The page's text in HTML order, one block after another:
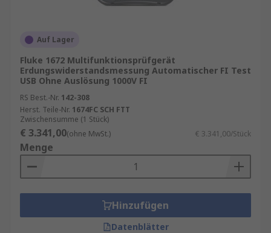
Auf Lager
Fluke 1672 Multifunktionsprüfgerät
Erdungswiderstandsmessung Automatischer FI Test
USB Ohne Auslösung 1000V FI
RS Best.-Nr. 142-308
Herst. Teile-Nr. 1674FC SCH FTT
Zwischensumme (1 Stück)
€ 3.341,00(ohne MwSt.) € 3.341,00/Stück
Menge
Hinzufügen
Datenblätter